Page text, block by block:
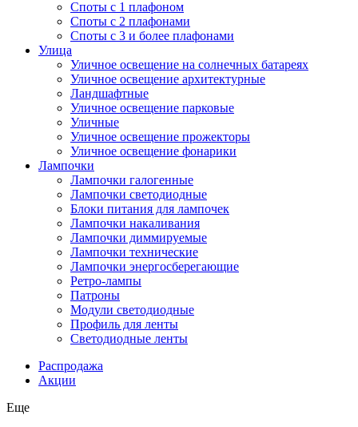
Споты с 1 плафоном
Споты с 2 плафонами
Споты с 3 и более плафонами
Улица
Уличное освещение на солнечных батареях
Уличное освещение архитектурные
Ландшафтные
Уличное освещение парковые
Уличные
Уличное освещение прожекторы
Уличное освещение фонарики
Лампочки
Лампочки галогенные
Лампочки светодиодные
Блоки питания для лампочек
Лампочки накаливания
Лампочки диммируемые
Лампочки технические
Лампочки энергосберегающие
Ретро-лампы
Патроны
Модули светодиодные
Профиль для ленты
Светодиодные ленты
Распродажа
Акции
Еще